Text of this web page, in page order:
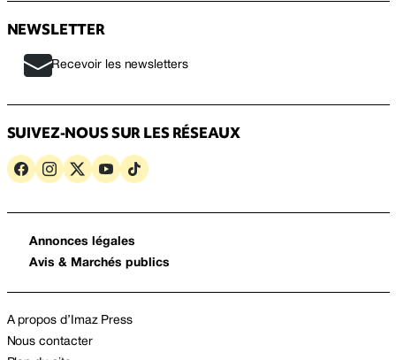
NEWSLETTER
Recevoir les newsletters
SUIVEZ-NOUS SUR LES RÉSEAUX
Annonces légales
Avis & Marchés publics
A propos d’Imaz Press
Nous contacter